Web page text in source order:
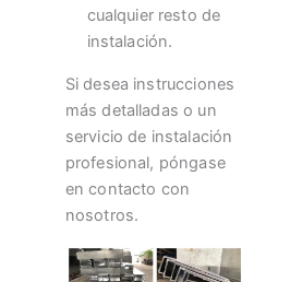
cualquier resto de
instalación.
Si desea instrucciones
más detalladas o un
servicio de instalación
profesional, póngase
en contacto con
nosotros.